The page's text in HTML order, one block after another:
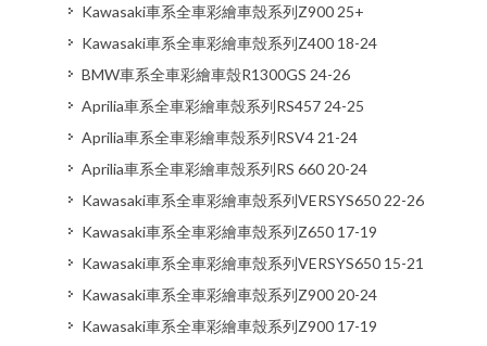
Kawasaki車系全車彩繪車殼系列Z900 25+
Kawasaki車系全車彩繪車殼系列Z400 18-24
BMW車系全車彩繪車殼R1300GS 24-26
Aprilia車系全車彩繪車殼系列RS457 24-25
Aprilia車系全車彩繪車殼系列RSV4 21-24
Aprilia車系全車彩繪車殼系列RS 660 20-24
Kawasaki車系全車彩繪車殼系列VERSYS650 22-26
Kawasaki車系全車彩繪車殼系列Z650 17-19
Kawasaki車系全車彩繪車殼系列VERSYS650 15-21
Kawasaki車系全車彩繪車殼系列Z900 20-24
Kawasaki車系全車彩繪車殼系列Z900 17-19